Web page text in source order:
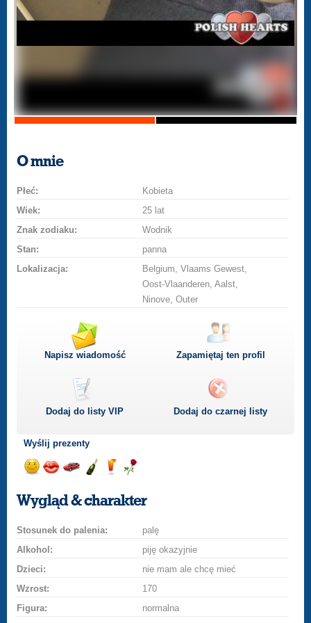
O mnie
Płeć:
Kobieta
Wiek:
25 lat
Znak zodiaku:
Wodnik
Stan:
panna
Lokalizacja:
Belgium, Vlaams Gewest,
Oost-Vlaanderen, Aalst,
Ninove, Outer
Napisz wiadomość Zapamiętaj ten profil
Dodaj do listyVIP Dodaj do czarnej listy
Wyślij prezenty
uśmiech
buziakasamochodem
szampana
drinka
różę
Wygląd & charakter
Stosunek do palenia:
palę
Alkohol:
piję okazyjnie
Dzieci:
nie mam ale chcę mieć
Wzrost:
170
Figura:
normalna